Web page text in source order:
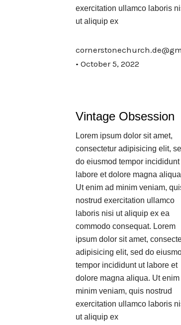
exercitation ullamco laboris
ut aliquip ex
October 5, 2022
Vintage Obsession
Lorem ipsum dolor sit amet,
consectetur adipisicing elit,
do eiusmod tempor incididunt
labore et dolore magna
Ut enim ad minim veniam,
nostrud exercitation ullamco
laboris nisi ut aliquip ex ea
commodo consequat. Lorem
ipsum dolor sit amet,
adipisicing elit, sed do
tempor incididunt ut labore et
dolore magna aliqua. Ut enim
minim veniam, quis nostrud
exercitation ullamco laboris
ut aliquip ex